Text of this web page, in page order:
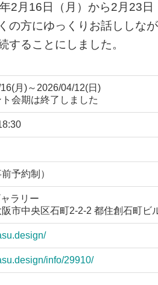
2月16日（月）から2月23
の方にゆっくりお話ししな
することにしました。
月)～2026/04/12(日)
会期は終了しました
予約制）
ラリー
市中央区石町2-2-2 都住創石町ビ
info/29910/